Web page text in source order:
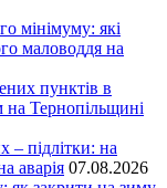
мінімуму: які
маловоддя на
пунктів в
на Тернопільщині
– підлітки: на
аварія 07.08.2026